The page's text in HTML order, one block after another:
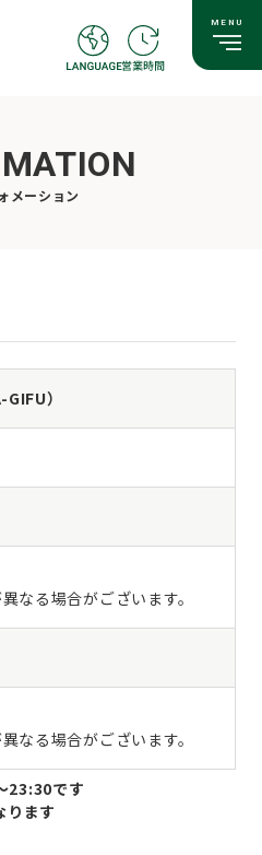
メーション
）
なる場合がございます。
なる場合がございます。
23:30です
ります